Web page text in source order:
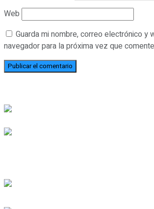
Web
Guarda mi nombre, correo electrónico y
navegador para la próxima vez que